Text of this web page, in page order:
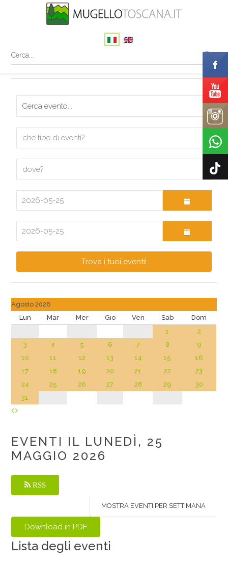
Trova i tuoi eventi!
Agosto 2026
Lun
Mar Mer Gio Ven Sab
Dom
1
2
3
4 5 6 7 8
9
10
11 12 13 14 15
16
17
18 19 20 21 22
23
24
25 26 27 28 29
30
31
EVENTI IL LUNEDÌ, 25
MAGGIO 2026
RSS
MOSTRA EVENTI PER SETTIMANA
Lista degli eventi